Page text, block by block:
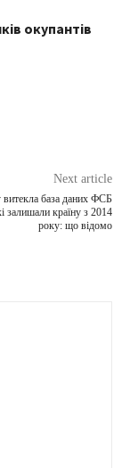
окупантів
Next article
база даних ФСБ
залишали країну з 2014
року: що відомо